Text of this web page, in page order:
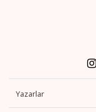
Yazarlar